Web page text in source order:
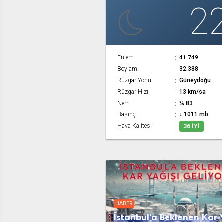
Enlem
41.749
Boylam
32.388
Rüzgar Yönü
Güneydoğu
Rüzgar Hızı
13 km/sa
Nem
% 83
Basınç
↓ 1011 mb
Hava Kalitesi
36 İYI
HABER
İstanbul'a Beklenen Kar